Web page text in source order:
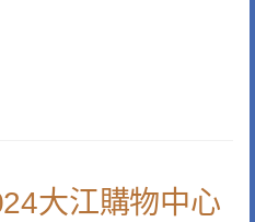
大江購物中心